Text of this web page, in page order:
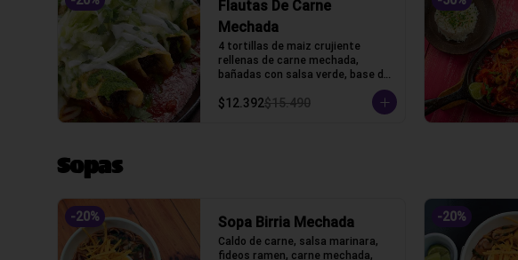
Flautas De Carne
Mechada
4 tortillas de maiz crujiente
rellenas de carne mechada,
bañadas con salsa verde, base de
gratinado con queso gauda,
$12.392$15.490
Sopas
-20% Sopa Birria Mechada
Caldo de carne, salsa marinara,
fideos ramen, carne mechada,
-20%